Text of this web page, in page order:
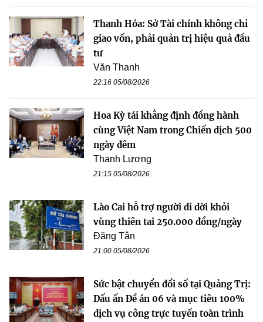
Thanh Hóa: Sở Tài chính không chỉ
giao vốn, phải quản trị hiệu quả đầu
tư
Văn Thanh
22:16 05/08/2026
Hoa Kỳ tái khẳng định đồng hành
cùng Việt Nam trong Chiến dịch 500
ngày đêm
Thanh Lương
21:15 05/08/2026
Lào Cai hỗ trợ người di dời khỏi
vùng thiên tai 250.000 đồng/ngày
Đăng Tân
21:00 05/08/2026
Sức bật chuyển đổi số tại Quảng Trị:
Dấu ấn Đề án 06 và mục tiêu 100%
dịch vụ công trực tuyến toàn trình